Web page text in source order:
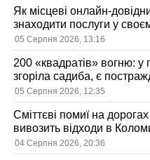
Як місцеві онлайн-
знаходити послуги у
05 Серпня 2026, 13:16
200 «квадратів» вогню: у
згоріла садиба, є
05 Серпня 2026, 12:35
Сміттєві помиї на
вивозить відходи в
04 Серпня 2026, 20:36